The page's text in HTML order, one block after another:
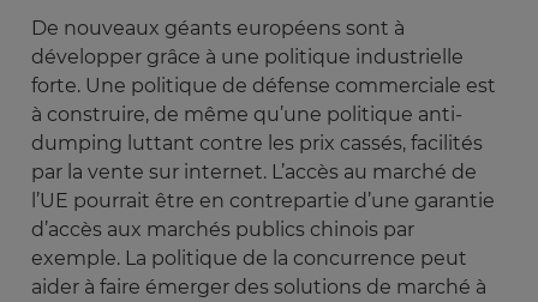
De nouveaux géants européens sont à
développer grâce à une politique industrielle
forte. Une politique de défense commerciale est
à construire, de même qu’une politique anti-
dumping luttant contre les prix cassés, facilités
par la vente sur internet. L’accès au marché de
l’UE pourrait être en contrepartie d’une garantie
d’accès aux marchés publics chinois par
exemple. La politique de la concurrence peut
aider à faire émerger des solutions de marché à